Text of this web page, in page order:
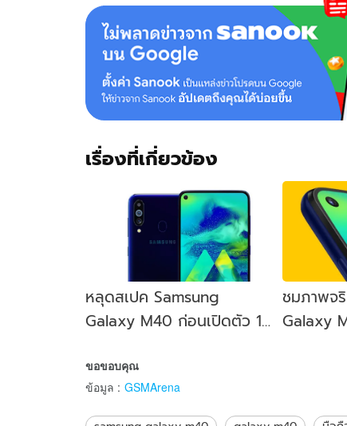
เรื่องที่เกี่ยวข้อง
หลุดสเปค Samsung
Galaxy M40 ก่อนเปิดตัว 11
ชมภาพจ
Galaxy
ขอขอบคุณ
ข้อมูล : GSMArena